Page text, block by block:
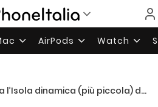
AirPods Watch
dinamica (più piccola) degli iPhone 18 Pro